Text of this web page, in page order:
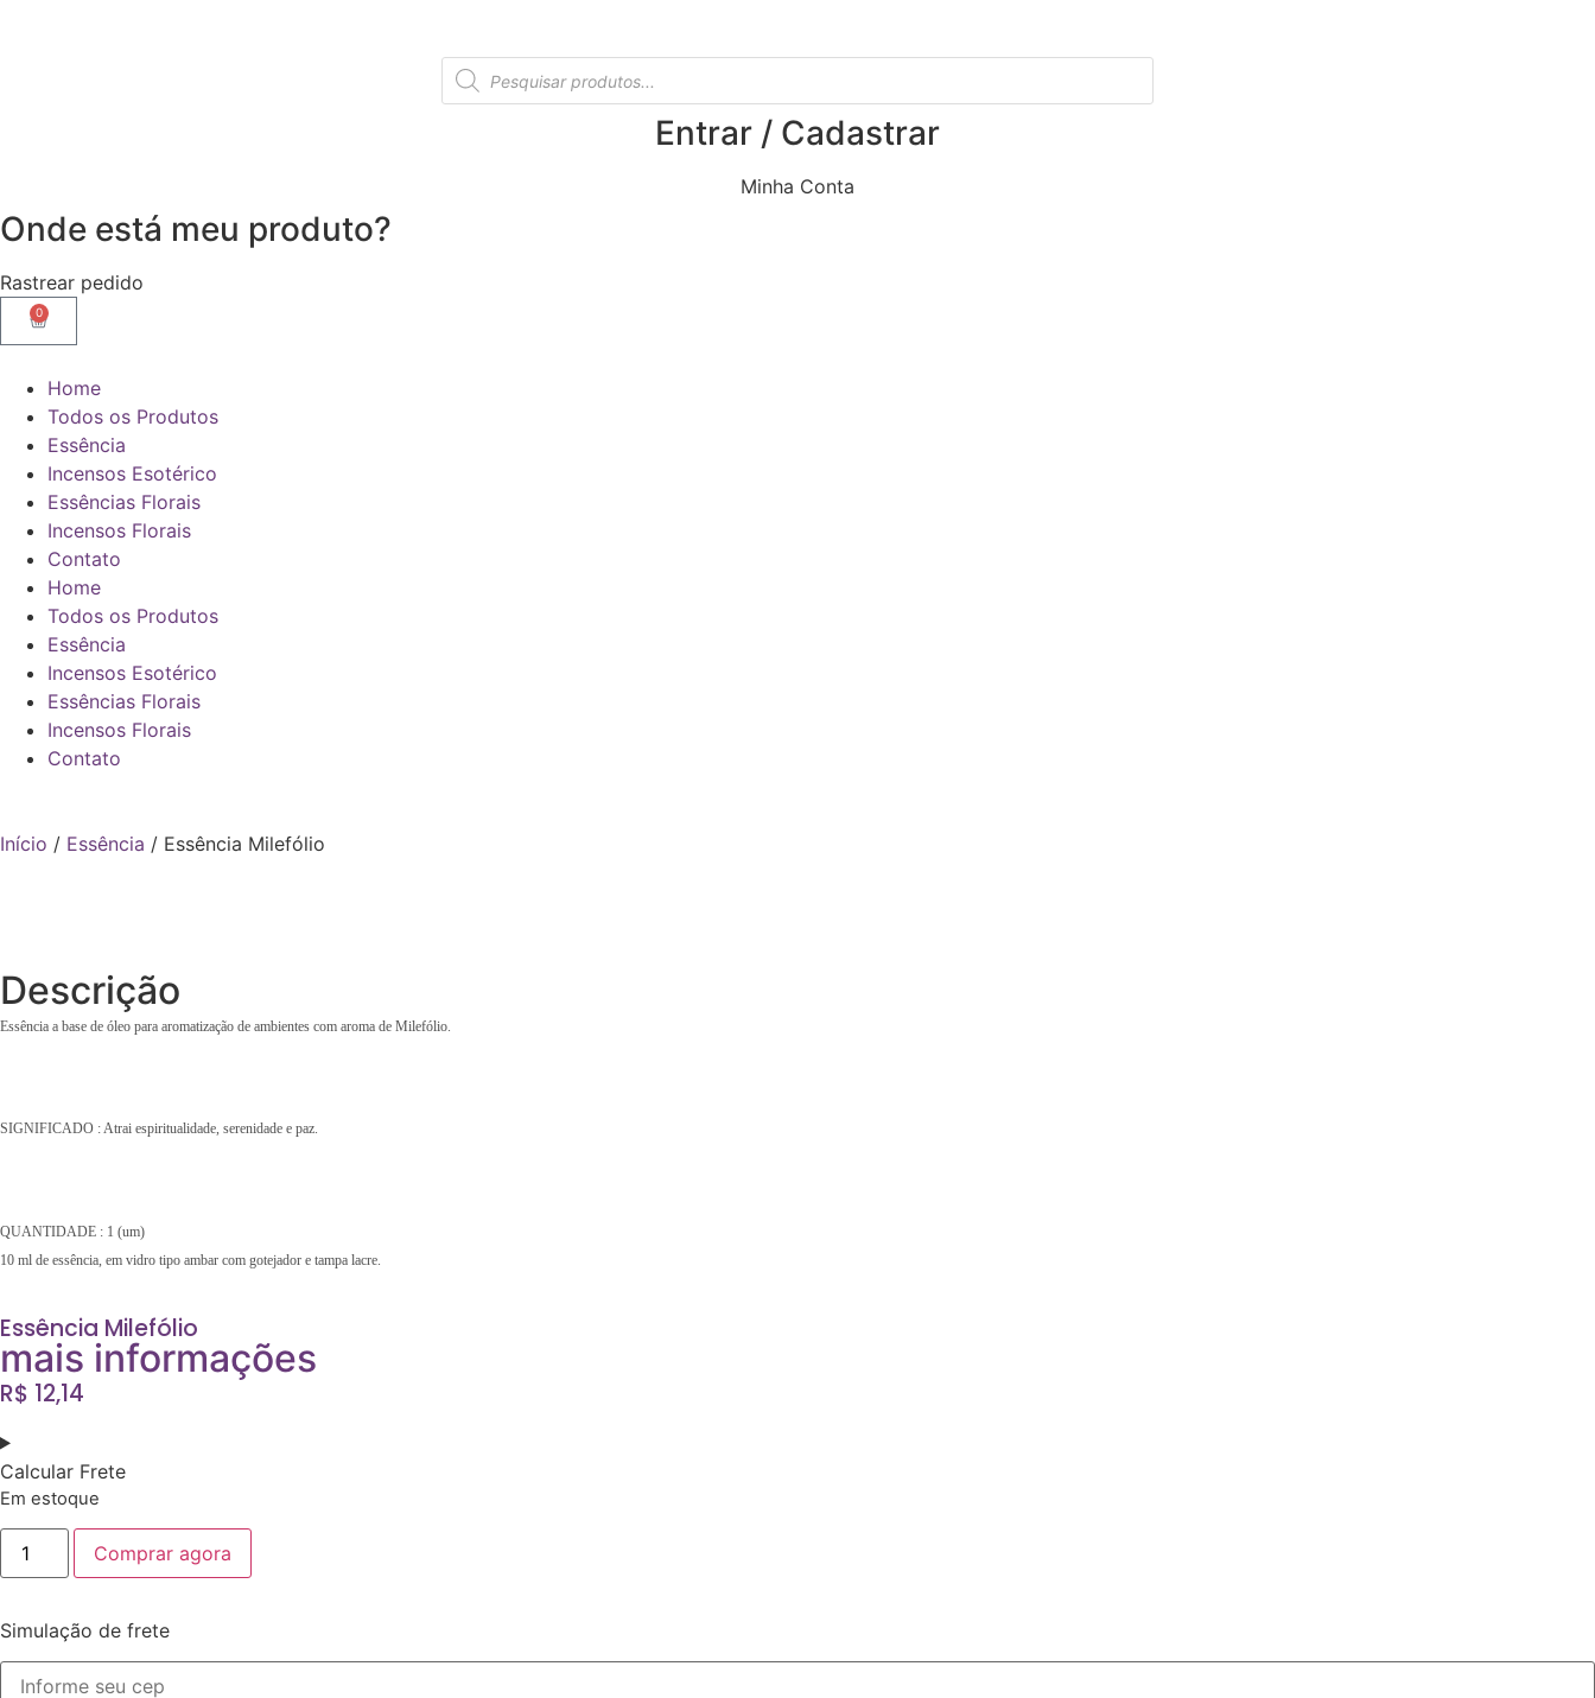
Entrar / Cadastrar
Minha Conta
Onde está meu produto?
Rastrear pedido
0
Home
Todos os Produtos
Essência
Incensos Esotérico
Essências Florais
Incensos Florais
Contato
Home
Todos os Produtos
Essência
Incensos Esotérico
Essências Florais
Incensos Florais
Contato
Início / Essência / Essência Milefólio
Descrição
Essência a base de óleo para aromatização de ambientes com aroma de Milefólio.
SIGNIFICADO : Atrai espiritualidade, serenidade e paz.
QUANTIDADE : 1 (um)
10 ml de essência, em vidro tipo ambar com gotejador e tampa lacre.
Essência Milefólio
mais informações
R$ 12,14
Calcular Frete
Em estoque
Comprar agora
Simulação de frete